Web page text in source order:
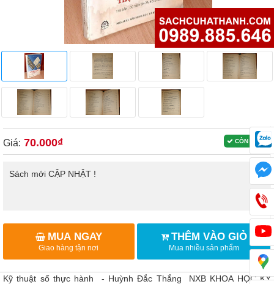
CÒN HÀNG
Giá: 70.000₫
Sách mới CẬP NHẬT !
MUA NGAY
Giao hàng tận nơi
THÊM VÀO GIỎ
Mua nhiều sản phẩm
Kỹ thuật số thực hành - Huỳnh Đắc Thắng NXB KHOA HỌC KỸ